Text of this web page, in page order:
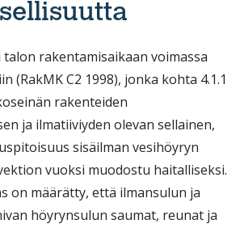
rakentamisaikaan voimassa
(RakMK C2 1998), jonka kohta 4.1.1
rakenteiden
ja ilmatiiviyden olevan sellainen,
sisäilman vesihöyryn
vuoksi muodostu haitalliseksi.
on määrätty, että ilmansulun ja
höyrynsulun saumat, reunat ja